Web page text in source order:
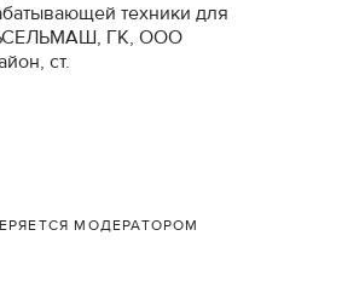
техники для
ГК, ООО
ст.
МОДЕРАТОРОМ